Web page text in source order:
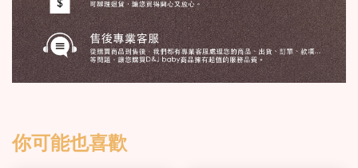
你可能也喜歡